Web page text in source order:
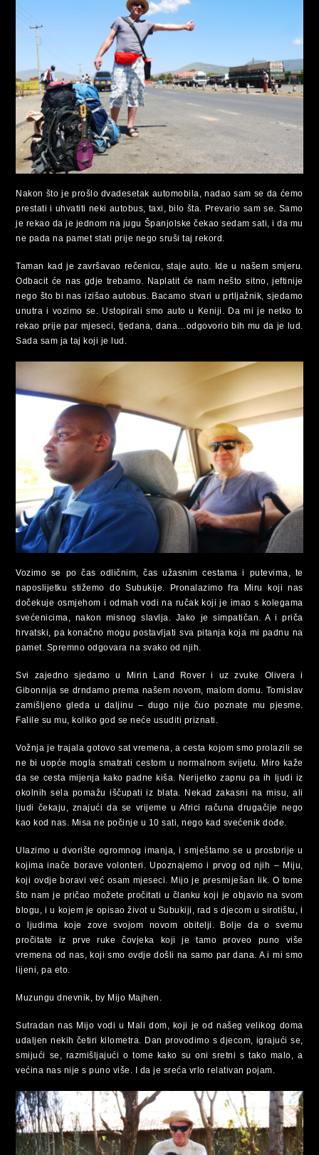
Nakon što je prošlo dvadesetak automobila, nadao sam se da ćemo
prestati i uhvatiti neki autobus, taxi, bilo šta. Prevario sam se. Samo
je rekao da je jednom na jugu Španjolske čekao sedam sati, i da mu
ne pada na pamet stati prije nego sruši taj rekord.
Taman kad je završavao rečenicu, staje auto. Ide u našem smjeru.
Odbacit će nas gdje trebamo. Naplatit će nam nešto sitno, jeftinije
nego što bi nas izišao autobus. Bacamo stvari u prtljažnik, sjedamo
unutra i vozimo se. Ustopirali smo auto u Keniji. Da mi je netko to
rekao prije par mjeseci, tjedana, dana…odgovorio bih mu da je lud.
Sada sam ja taj koji je lud.
Vozimo se po čas odličnim, čas užasnim cestama i putevima, te
naposlijetku stižemo do Subukije. Pronalazimo fra Miru koji nas
dočekuje osmjehom i odmah vodi na ručak koji je imao s kolegama
svećenicima, nakon misnog slavlja. Jako je simpatičan. A i priča
hrvatski, pa konačno mogu postavljati sva pitanja koja mi padnu na
pamet. Spremno odgovara na svako od njih.
Svi zajedno sjedamo u Mirin Land Rover i uz zvuke Olivera i
Gibonnija se drndamo prema našem novom, malom domu. Tomislav
zamišljeno gleda u daljinu – dugo nije čuo poznate mu pjesme.
Falile su mu, koliko god se neće usuditi priznati.
Vožnja je trajala gotovo sat vremena, a cesta kojom smo prolazili se
ne bi uopće mogla smatrati cestom u normalnom svijetu. Miro kaže
da se cesta mijenja kako padne kiša. Nerijetko zapnu pa ih ljudi iz
okolnih sela pomažu iščupati iz blata. Nekad zakasni na misu, ali
ljudi čekaju, znajući da se vrijeme u Africi računa drugačije nego
kao kod nas. Misa ne počinje u 10 sati, nego kad svećenik dođe.
Ulazimo u dvorište ogromnog imanja, i smještamo se u prostorije u
kojima inače borave volonteri. Upoznajemo i prvog od njih – Miju,
koji ovdje boravi već osam mjeseci. Mijo je presmiješan lik. O tome
što nam je pričao možete pročitati u članku koji je objavio na svom
blogu, i u kojem je opisao život u Subukiji, rad s djecom u sirotištu, i
o ljudima koje zove svojom novom obitelji. Bolje da o svemu
pročitate iz prve ruke čovjeka koji je tamo proveo puno više
vremena od nas, koji smo ovdje došli na samo par dana. A i mi smo
lijeni, pa eto.
Muzungu dnevnik, by Mijo Majhen.
Sutradan nas Mijo vodi u Mali dom, koji je od našeg velikog doma
udaljen nekih četiri kilometra. Dan provodimo s djecom, igrajući se,
smijući se, razmišljajući o tome kako su oni sretni s tako malo, a
većina nas nije s puno više. I da je sreća vrlo relativan pojam.